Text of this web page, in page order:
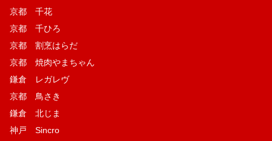
京都 千花
京都 千ひろ
京都 割烹はらだ
京都 焼肉やまちゃん
鎌倉 レガレヴ
京都 鳥さき
鎌倉 北じま
神戸 Sincro